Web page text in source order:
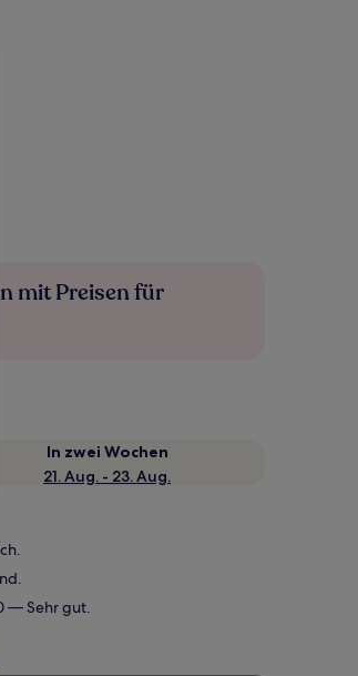
mit Preisen für
In zwei Wochen
21. Aug. - 23. Aug.
— Sehr gut.